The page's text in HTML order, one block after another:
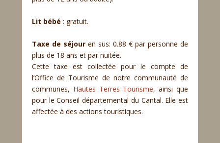
Lit bébé : gratuit.
Taxe de séjouren sus: 0.88 € par personne de
plus de 18 ans et par nuitée.
Cette taxe est collectée pour le compte de
l’Office de Tourisme de notre communauté de
communes, Hautes Terres Tourisme, ainsi que
pour le Conseil départemental du Cantal. Elle est
affectée à des actions touristiques.